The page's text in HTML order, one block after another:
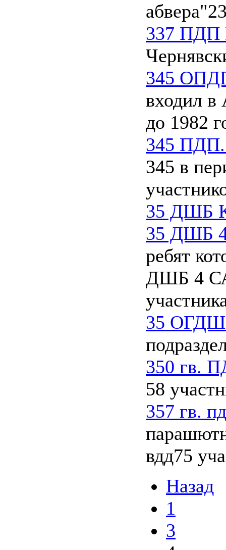
абвера"
337 ПДП
345
входил в
до 1982
345 ПДП.
345 в
35 ДШБ
35 ДШБ 4
ребят
ДШБ 4
35
350 гв.
58
357 гв.
вдд75
Назад
1
3